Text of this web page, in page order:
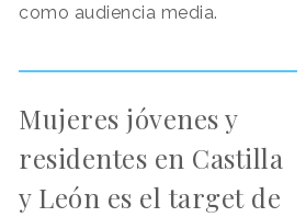
como audiencia media.
Mujeres jóvenes y
residentes en Castilla
y León es el target de